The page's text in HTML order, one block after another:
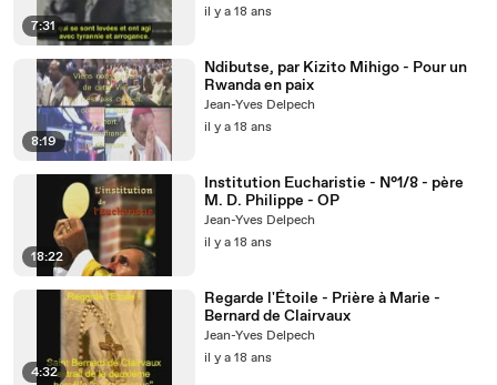
7:31
il y a 18 ans
8:19
Ndibutse, par Kizito Mihigo - Pour un
Rwanda en paix
Jean-Yves Delpech
il y a 18 ans
18:22
Institution Eucharistie - N°1/8 - père
M. D. Philippe - OP
Jean-Yves Delpech
il y a 18 ans
4:32
Regarde l'Étoile - Prière à Marie -
Bernard de Clairvaux
Jean-Yves Delpech
il y a 18 ans